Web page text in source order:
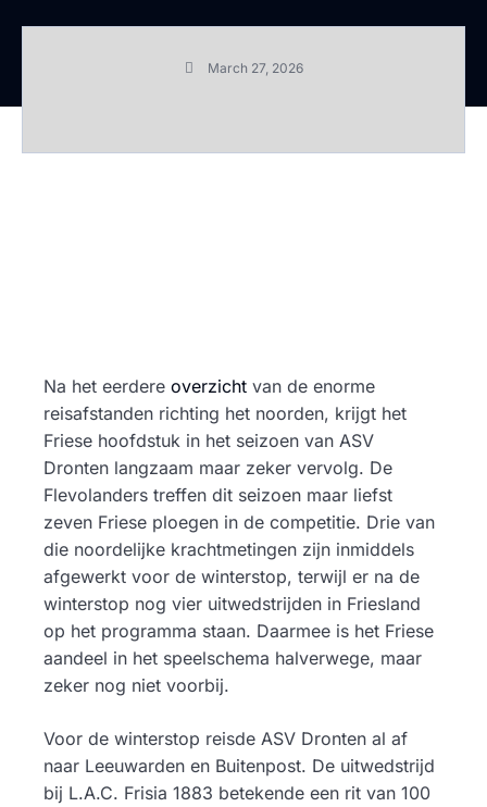
March 27, 2026
Na het eerdere overzicht van de enorme
reisafstanden richting het noorden, krijgt het
Friese hoofdstuk in het seizoen van ASV
Dronten langzaam maar zeker vervolg. De
Flevolanders treffen dit seizoen maar liefst
zeven Friese ploegen in de competitie. Drie van
die noordelijke krachtmetingen zijn inmiddels
afgewerkt voor de winterstop, terwijl er na de
winterstop nog vier uitwedstrijden in Friesland
op het programma staan. Daarmee is het Friese
aandeel in het speelschema halverwege, maar
zeker nog niet voorbij.
Voor de winterstop reisde ASV Dronten al af
naar Leeuwarden en Buitenpost. De uitwedstrijd
bij L.A.C. Frisia 1883 betekende een rit van 100